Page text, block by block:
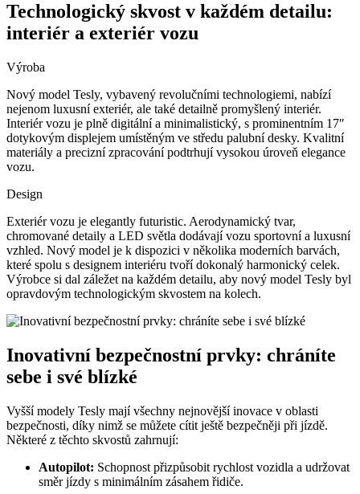
Technologický skvost v každém detailu:
interiér a exteriér vozu
Výroba
Nový model Tesly, vybavený revolučními technologiemi, nabízí
nejenom luxusní exteriér, ale také detailně promyšlený interiér.
Interiér vozu je plně digitální a minimalistický, s prominentním 17″
dotykovým displejem umístěným ve středu palubní desky. Kvalitní
materiály a precizní zpracování podtrhují vysokou úroveň elegance
vozu.
Design
Exteriér vozu je elegantly futuristic. Aerodynamický tvar,
chromované detaily a LED světla dodávají vozu sportovní a luxusní
vzhled. Nový model je k dispozici v několika moderních barvách,
které spolu s designem interiéru tvoří dokonalý harmonický celek.
Výrobce si dal záležet na každém detailu, aby nový model Tesly byl
opravdovým technologickým skvostem na kolech.
Inovativní bezpečnostní prvky: chráníte
sebe i své blízké
Vyšší modely Tesly mají všechny nejnovější inovace v oblasti
bezpečnosti, díky nimž se můžete cítit ještě bezpečněji při jízdě.
Některé z těchto skvostů zahrnují:
Autopilot: Schopnost přizpůsobit rychlost vozidla a udržovat
směr jízdy s minimálním zásahem řidiče.